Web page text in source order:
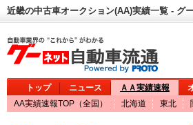
近畿の中古車オークション(AA)実績一覧 - グ
トップ ニュース ＡＡ実績速報
AA実績速報TOP（全国）
北海道 東北